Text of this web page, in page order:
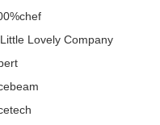
Lovely Company